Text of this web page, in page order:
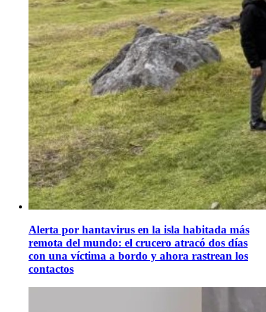
Alerta por hantavirus en la isla habitada más
remota del mundo: el crucero atracó dos días
con una víctima a bordo y ahora rastrean los
contactos